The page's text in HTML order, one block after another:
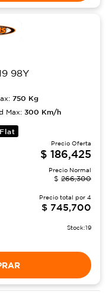
98Y
750 Kg
Max: 300 Km/h
Precio Oferta
$ 186,425
Precio Normal
$ 266,300
Precio total por 4
$ 745,700
Stock:19